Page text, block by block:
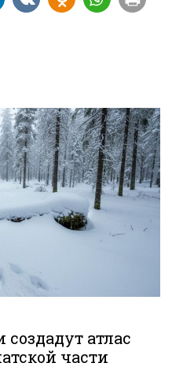
атлас
части